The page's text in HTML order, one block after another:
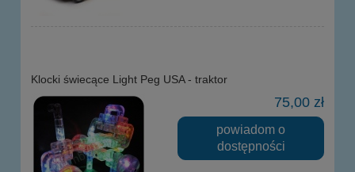
Klocki świecące Light Peg USA - traktor
75,00 zł
powiadom o
dostępności